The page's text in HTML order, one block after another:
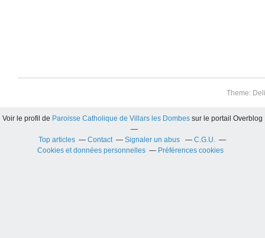
Theme:
Voir le profil de Paroisse Catholique de Villars les Dombes sur le portail Overblog
Top articles Contact Signaler un abus
C.G.U.
Cookies et données personnelles
Préférences cookies